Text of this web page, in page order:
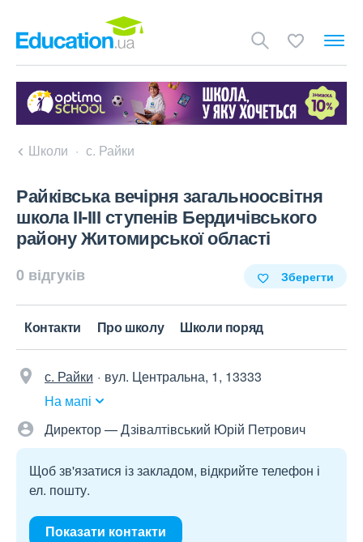
Школи с. Райки
Райківська вечірня загальноосвітня
школа ІІ-ІІІ ступенів Бердичівського
району Житомирської області
0 відгуків Зберегти
Контакти Про школу Школи поряд
с. Райки
вул. Центральна, 1, 13333
На мапі
Директор — Дзівалтівський Юрій Петрович
Щоб зв'язатися із закладом, відкрийте телефон і
ел. пошту.
Показати контакти